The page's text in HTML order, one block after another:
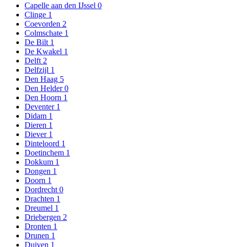
Capelle aan den IJssel 0
Clinge 1
Coevorden 2
Colmschate 1
De Bilt 1
De Kwakel 1
Delft 2
Delfzijl 1
Den Haag 5
Den Helder0
Den Hoorn 1
Deventer 1
Didam 1
Dieren 1
Diever 1
Dinteloord 1
Doetinchem 1
Dokkum 1
Dongen 1
Doorn 1
Dordrecht 0
Drachten 1
Dreumel 1
Driebergen 2
Dronten 1
Drunen 1
Duiven 1